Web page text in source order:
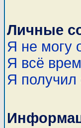
Личные
Я не могу
Я всё
Я получил